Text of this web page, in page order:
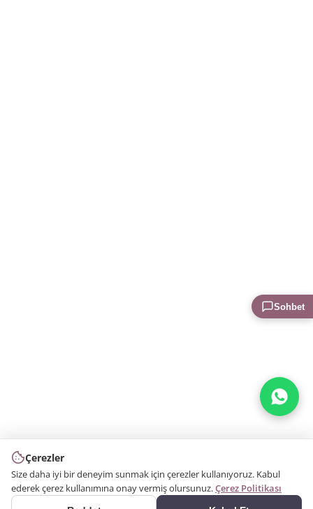
Çerezler
Size daha iyi bir deneyim sunmak için çerezler kullanıyoruz. Kabul
ederek çerez kullanımına onay vermiş olursunuz.Çerez Politikası
Sohbet